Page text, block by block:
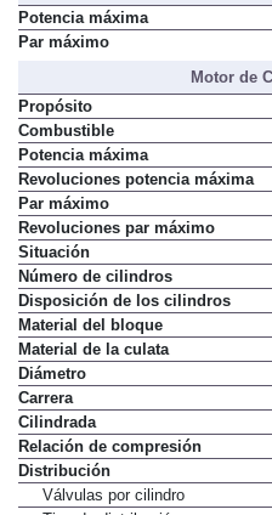
Potencia máxima
Par máximo
Motor de
Propósito
Combustible
Potencia máxima
Revoluciones potencia máxima
Par máximo
Revoluciones par máximo
Situación
Número de cilindros
Disposición de los cilindros
Material del bloque
Material de la culata
Diámetro
Carrera
Cilindrada
Relación de compresión
Distribución
Válvulas por cilindro